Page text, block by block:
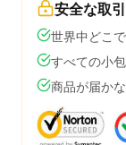
安全な取引
世界中どこ
すべての小
商品が届か